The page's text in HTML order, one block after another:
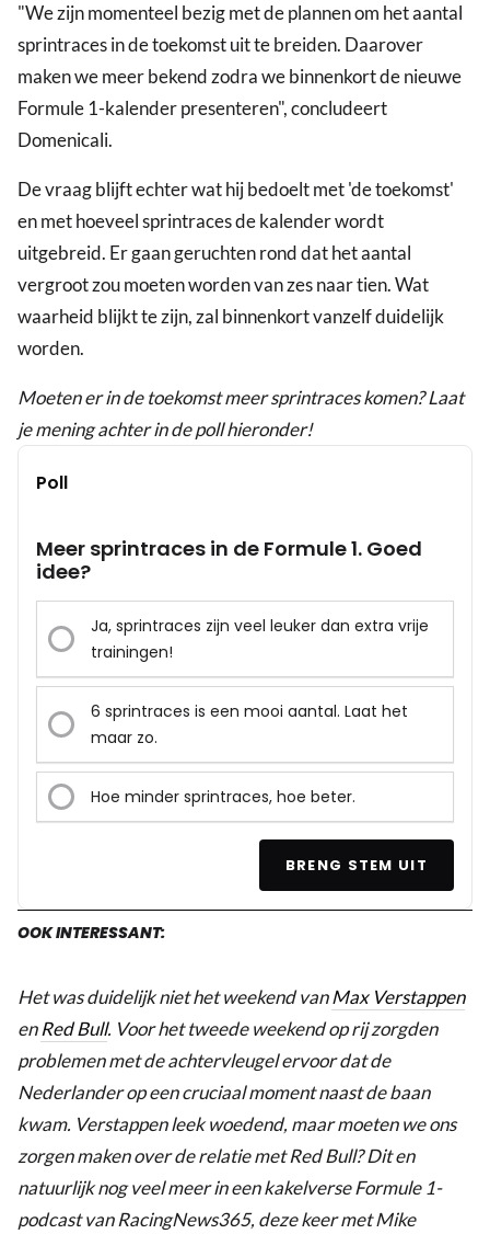
"We zijn momenteel bezig met de plannen om het aantal
sprintraces in de toekomst uit te breiden. Daarover
maken we meer bekend zodra we binnenkort de nieuwe
Formule 1-kalender presenteren", concludeert
Domenicali.
De vraag blijft echter wat hij bedoelt met 'de toekomst'
en met hoeveel sprintraces de kalender wordt
uitgebreid. Er gaan geruchten rond dat het aantal
vergroot zou moeten worden van zes naar tien. Wat
waarheid blijkt te zijn, zal binnenkort vanzelf duidelijk
worden.
Moeten er in de toekomst meer sprintraces komen? Laat
je mening achter in de poll hieronder!
Poll
Meer sprintraces in de Formule 1. Goed
idee?
Ja, sprintraces zijn veel leuker dan extra vrije
trainingen!
6 sprintraces is een mooi aantal. Laat het
maar zo.
Hoe minder sprintraces, hoe beter.
BRENG STEM UIT
OOK INTERESSANT:
Het was duidelijk niet het weekend vanMax Verstappen
enRed Bull. Voor het tweede weekend op rij zorgden
problemen met de achtervleugel ervoor dat de
Nederlander op een cruciaal moment naast de baan
kwam. Verstappen leek woedend, maar moeten we ons
zorgen maken over de relatie met Red Bull? Dit en
natuurlijk nog veel meer in een kakelverse Formule 1-
podcast van RacingNews365, deze keer met Mike